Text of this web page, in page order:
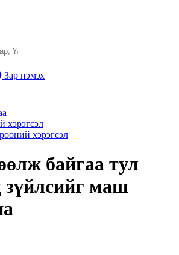
Зар нэмэх
хэрэгсэл
хэрэгсэл
байгаа тул
зүйлсийг маш